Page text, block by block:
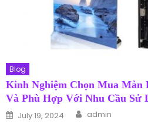
Blog
Kinh Nghiệm Chọn Mua
Và Phù Hợp Với Nhu Cầu Sử
Posted on
July 19, 2024 Author
admin